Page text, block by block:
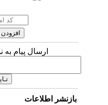
ارسال پیام
بازنشر اطلاعات